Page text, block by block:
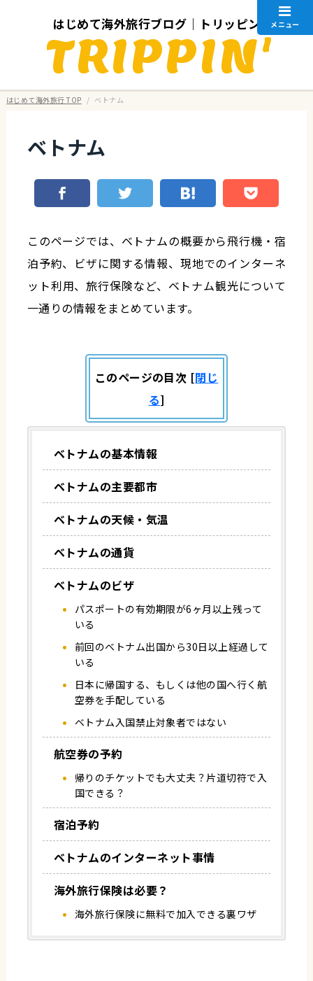
はじめて海外旅行ブログ｜トリッピン
TRIPPIN'
はじめて海外旅行 TOP / ベトナム
ベトナム
このページでは、ベトナムの概要から飛行機・宿
泊予約、ビザに関する情報、現地でのインターネ
ット利用、旅行保険など、ベトナム観光について
一通りの情報をまとめています。
このページの目次 [閉じ
る]
ベトナムの基本情報
ベトナムの主要都市
ベトナムの天候・気温
ベトナムの通貨
ベトナムのビザ
パスポートの有効期限が6ヶ月以上残って
いる
前回のベトナム出国から30日以上経過して
いる
日本に帰国する、もしくは他の国へ行く航
空券を手配している
ベトナム入国禁止対象者ではない
航空券の予約
帰りのチケットでも大丈夫？片道切符で入
国できる？
宿泊予約
ベトナムのインターネット事情
海外旅行保険は必要？
海外旅行保険に無料で加入できる裏ワザ
メニュー